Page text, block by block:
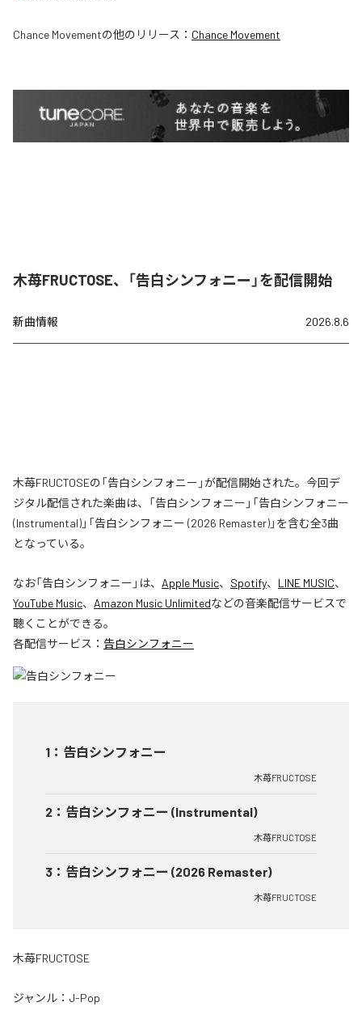
Chance Movementの他のリリース： Chance Movement
木苺FRUCTOSE、「告白シンフォニー」を配信開始
新曲情報 2026.8.6
木苺FRUCTOSEの「告白シンフォニー」が配信開始された。今回デ
ジタル配信された楽曲は、「告白シンフォニー」「告白シンフォニー
(Instrumental)」「告白シンフォニー (2026 Remaster)」を含む全3曲
となっている。
なお「告白シンフォニー 」は、 Apple Music、 Spotify、 LINE MUSIC、
YouTube Music、 Amazon Music Unlimitedなどの音楽配信サービスで
聴くことができる。
各配信サービス： 告白シンフォニー
1 ： 告白シンフォニー
木苺FRUCTOSE
2 ： 告白シンフォニー (Instrumental)
木苺FRUCTOSE
3 ： 告白シンフォニー (2026 Remaster)
木苺FRUCTOSE
木苺FRUCTOSE
ジャンル： J-Pop